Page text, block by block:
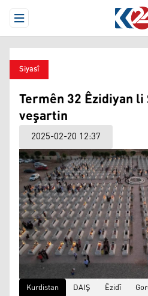
Open Menu
Siyasî
Termên 32 Êzidiyan
veşartin
2025-02-20 12:37
Kurdistan DAIŞ Êzidî